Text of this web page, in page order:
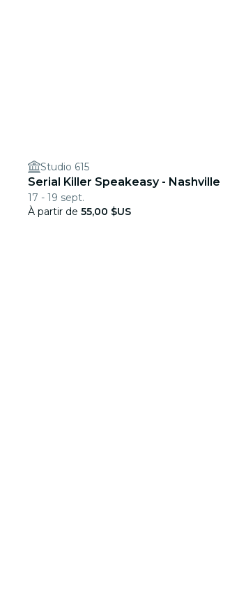
Studio 615
Serial Killer Speakeasy - Nashville
17 - 19 sept.
À partir de 55,00 $US